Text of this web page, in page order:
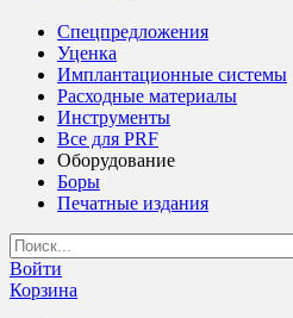
Спецпредложения
Уценка
Имплантационные системы
Расходные материалы
Инструменты
Все для PRF
Оборудование
Боры
Печатные издания
Войти
Корзина